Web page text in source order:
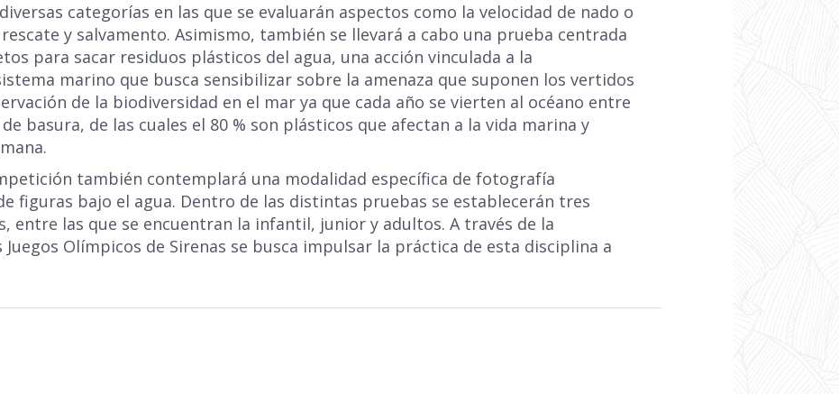
categorías en las que se evaluarán aspectos como la velocidad de nado o
y salvamento. Asimismo, también se llevará a cabo una prueba centrada
para sacar residuos plásticos del agua, una acción vinculada a la
marino que busca sensibilizar sobre la amenaza que suponen los vertidos
de la biodiversidad en el mar ya que cada año se vierten al océano entre
basura, de las cuales el 80 % son plásticos que afectan a la vida marina y
también contemplará una modalidad específica de fotografía
figuras bajo el agua. Dentro de las distintas pruebas se establecerán tres
entre las que se encuentran la infantil, junior y adultos. A través de la
Olímpicos de Sirenas se busca impulsar la práctica de esta disciplina a